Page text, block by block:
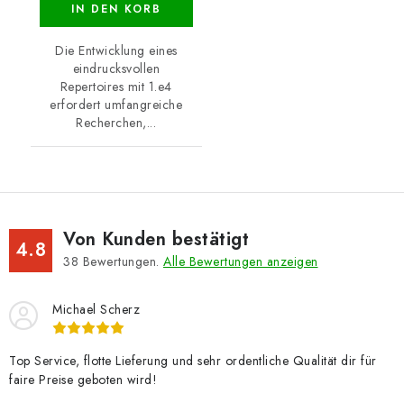
IN DEN KORB
Die Entwicklung eines
eindrucksvollen
Repertoires mit 1.e4
erfordert umfangreiche
Recherchen,...
4.8 Von Kunden bestätigt
38 Bewertungen. Alle Bewertungen anzeigen
Michael Scherz
Top Service, flotte Lieferung und sehr ordentliche Qualität dir für
faire Preise geboten wird!